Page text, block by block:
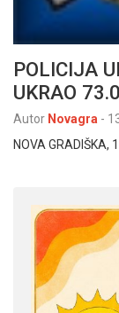
POLICIJA
UKRAO
Autor Novagra -
NOVA